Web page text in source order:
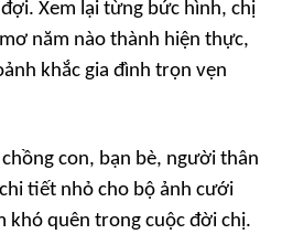
Xem lại từng bức hình, chị
năm nào thành hiện thực,
khắc gia đình trọn vẹn
con, bạn bè, người thân
tiết nhỏ cho bộ ảnh cưới
khó quên trong cuộc đời chị.